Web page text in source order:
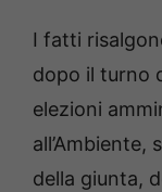
I fatti
dopo il turno
elezioni
all’Ambiente,
della giunta,